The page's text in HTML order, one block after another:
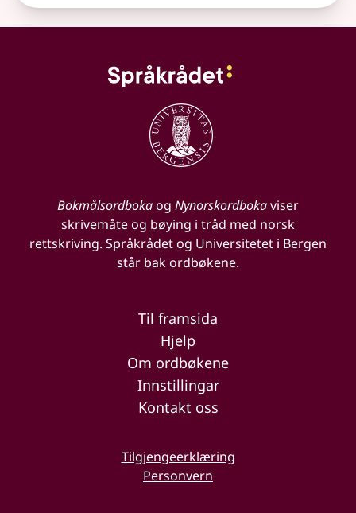
Bokmålsordbokaog Nynorskordbokaviser
skrivemåte og bøying i tråd med norsk
rettskriving. Språkrådet og Universitetet i Bergen
står bak ordbøkene.
Til framsida
Hjelp
Om ordbøkene
Innstillingar
Kontakt oss
Tilgjengeerklæring
Personvern